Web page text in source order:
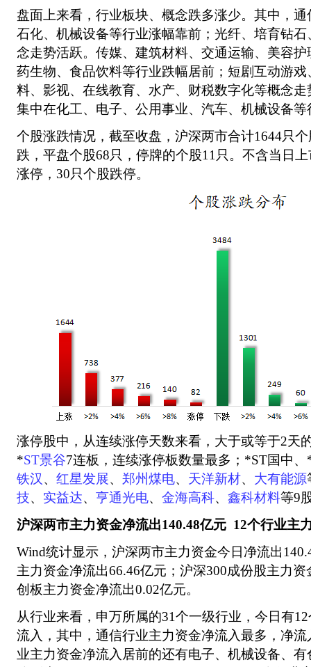
盘面上来看，行业板块、概念跌多涨少。其中，
石化、机械设备等行业涨幅靠前；光纤、培育钻石
念走势活跃。传媒、建筑材料、交通运输、美容
药生物、食品饮料等行业跌幅居前；短剧互动游
料、影视、在线教育、水产、财税数字化等概念
集中在化工、电子、公用事业、汽车、机械设备等
个股涨跌情况，截至收盘，沪深两市合计1644只
跌，平盘个股68只，停牌的个股11只。不含当日
涨停，30只个股跌停。
涨停股中，从连续涨停天数来看，大于或等于2天
*ST景谷7连板，连续涨停板数量最多；*ST国中
铁汉 、 红星发展、 郑州煤电、 天洋新材、 大有能源
技、 实益达、 亨通光电、 金海高科、 鑫科材料等9
沪深两市主力资金净流出140.48亿元 12个行业主
Wind统计显示，沪深两市主力资金今日净流出
主力资金净流出66.46亿元；沪深300成份股主力
创板主力资金净流出0.02亿元。
从行业来看，申万所属的31个一级行业，今日有
流入，其中，通信行业主力资金净流入最多，净
业主力资金净流入居前的还有电子、机械设备、